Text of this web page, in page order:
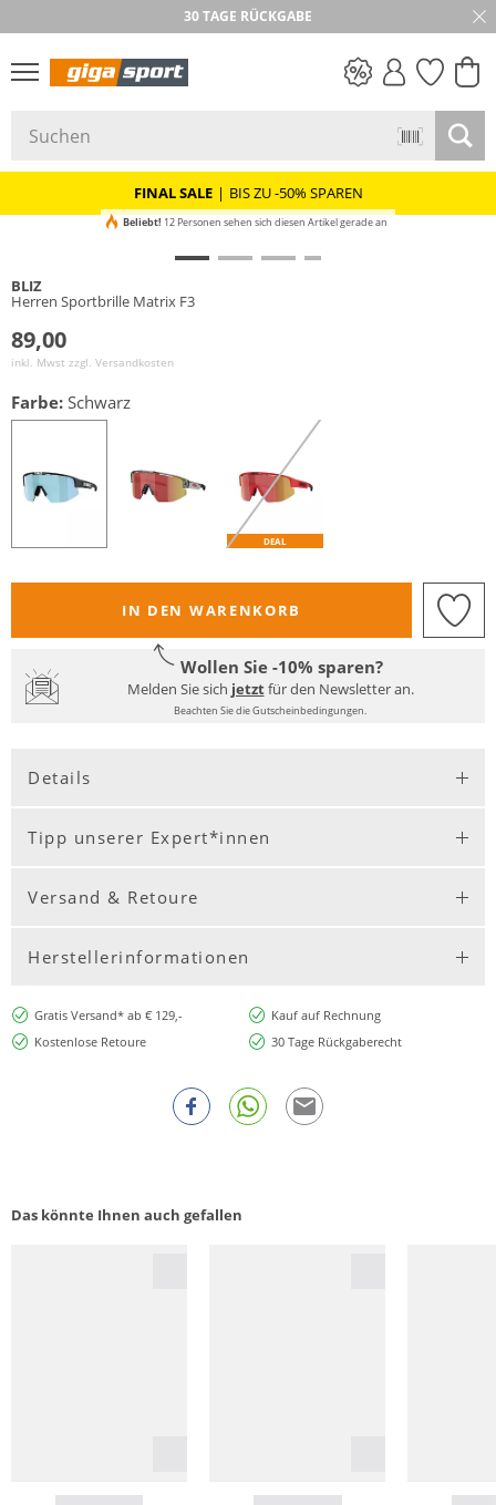
30 TAGE RÜCKGABE
FINAL SALE | BIS ZU -50% SPAREN
Beliebt! 12 Personen sehen sich diesen Artikel gerade an
BLIZ
Herren Sportbrille Matrix F3
89,00
inkl. Mwst zzgl. Versandkosten
Farbe: Schwarz
DEAL
IN DEN WARENKORB
Wollen Sie -10% sparen?
Melden Sie sich jetztfür den Newsletter an.
Beachten Sie die Gutscheinbedingungen.
Details
Tipp unserer Expert*innen
Versand & Retoure
Herstellerinformationen
Gratis Versand* ab € 129,-
Kauf auf Rechnung
Kostenlose Retoure
30 Tage Rückgaberecht
Das könnte Ihnen auch gefallen